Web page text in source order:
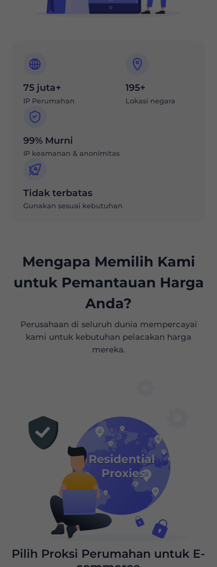
75 juta+
IP Perumahan
195+
Lokasi negara
99% Murni
IP keamanan & anonimitas
Tidak terbatas
Gunakan sesuai kebutuhan
Mengapa Memilih Kami
untuk Pemantauan Harga
Anda?
Perusahaan di seluruh dunia mempercayai
kami untuk kebutuhan pelacakan harga
mereka.
Kumpulan Proxy Besar untuk E-